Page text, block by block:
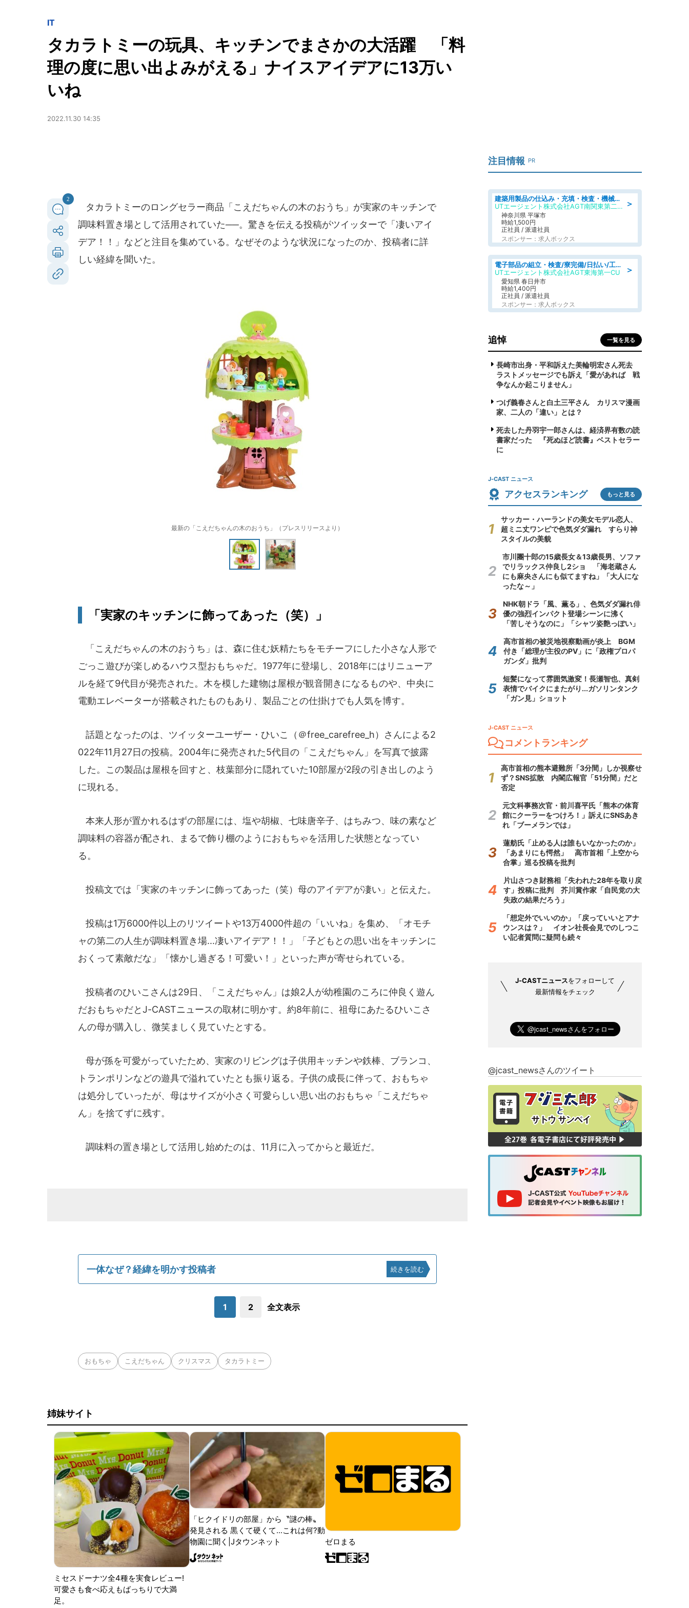
IT
タカラトミーの玩具、キッチンでまさかの大活躍 「料
理の度に思い出よみがえる」ナイスアイデアに13万い
いね
2022.11.30 14:35
2
タカラトミーのロングセラー商品「こえだちゃんの木のおうち」が実家のキッチンで
調味料置き場として活用されていた──。驚きを伝える投稿がツイッターで「凄いアイ
デア！！」などと注目を集めている。なぜそのような状況になったのか、投稿者に詳
しい経緯を聞いた。
最新の「こえだちゃんの木のおうち」（プレスリリースより）
「実家のキッチンに飾ってあった（笑）」
「こえだちゃんの木のおうち」は、森に住む妖精たちをモチーフにした小さな人形で
ごっこ遊びが楽しめるハウス型おもちゃだ。1977年に登場し、2018年にはリニューア
ルを経て9代目が発売された。木を模した建物は屋根が観音開きになるものや、中央に
電動エレベーターが搭載されたものもあり、製品ごとの仕掛けでも人気を博す。
話題となったのは、ツイッターユーザー・ひいこ（＠free_carefree_h）さんによる2
022年11月27日の投稿。2004年に発売された5代目の「こえだちゃん」を写真で披露
した。この製品は屋根を回すと、枝葉部分に隠れていた10部屋が2段の引き出しのよう
に現れる。
本来人形が置かれるはずの部屋には、塩や胡椒、七味唐辛子、はちみつ、味の素など
調味料の容器が配され、まるで飾り棚のようにおもちゃを活用した状態となってい
る。
投稿文では「実家のキッチンに飾ってあった（笑）母のアイデアが凄い」と伝えた。
投稿は1万6000件以上のリツイートや13万4000件超の「いいね」を集め、「オモチ
ャの第二の人生が調味料置き場...凄いアイデア！！」「子どもとの思い出をキッチンに
おくって素敵だな」「懐かし過ぎる！可愛い！」といった声が寄せられている。
投稿者のひいこさんは29日、「こえだちゃん」は娘2人が幼稚園のころに仲良く遊ん
だおもちゃだとJ-CASTニュースの取材に明かす。約8年前に、祖母にあたるひいこさ
んの母が購入し、微笑ましく見ていたとする。
母が孫を可愛がっていたため、実家のリビングは子供用キッチンや鉄棒、ブランコ、
トランポリンなどの遊具で溢れていたとも振り返る。子供の成長に伴って、おもちゃ
は処分していったが、母はサイズが小さく可愛らしい思い出のおもちゃ「こえだちゃ
ん」を捨てずに残す。
調味料の置き場として活用し始めたのは、11月に入ってからと最近だ。
一体なぜ？経緯を明かす投稿者 続きを読む
1 2 全文表示
おもちゃ こえだちゃん クリスマス タカラトミー
姉妹サイト
ミセスドーナツ全4種を実食レビュー!
可愛さも食べ応えもばっちりで大満
足。
「ヒクイドリの部屋」から〝謎の棒〟
発見される 黒くて硬くて...これは何?動
物園に聞く|Jタウンネット
ゼロまる
注目情報 PR
＞
建築用製品の仕込み・充填・検査・機械操作/寮完備/日払い/工場・製造
UTエージェント株式会社AGT南関東第二CU
神奈川県 平塚市
時給1,500円
正社員 / 派遣社員
スポンサー：求人ボックス
＞
電子部品の組立・検査/寮完備/日払い/工場・製造
UTエージェント株式会社AGT東海第一CU
愛知県 春日井市
時給1,400円
正社員 / 派遣社員
スポンサー：求人ボックス
追悼 一覧を見る
長崎市出身・平和訴えた美輪明宏さん死去
ラストメッセージでも訴え「愛があれば 戦
争なんか起こりません」
つげ義春さんと白土三平さん カリスマ漫画
家、二人の「違い」とは？
死去した丹羽宇一郎さんは、経済界有数の読
書家だった 『死ぬほど読書』ベストセラー
に
J-CAST ニュース
アクセスランキング もっと見る
サッカー・ハーランドの美女モデル恋人、
超ミニ丈ワンピで色気ダダ漏れ すらり神
スタイルの美貌
市川團十郎の15歳長女＆13歳長男、ソファ
でリラックス仲良し2ショ 「海老蔵さん
にも麻央さんにも似てますね」「大人にな
ったな～」
NHK朝ドラ「風、薫る」、色気ダダ漏れ俳
優の強烈インパクト登場シーンに沸く
「苦しそうなのに」「シャツ姿艶っぽい」
高市首相の被災地視察動画が炎上 BGM
付き「総理が主役のPV」に「政権プロパ
ガンダ」批判
短髪になって雰囲気激変！長瀬智也、真剣
表情でバイクにまたがり...ガソリンタンク
「ガン見」ショット
J-CAST ニュース
コメントランキング
高市首相の熊本避難所「3分間」しか視察せ
ず？SNS拡散 内閣広報官「51分間」だと
否定
元文科事務次官・前川喜平氏「熊本の体育
館にクーラーをつけろ！」訴えにSNSあき
れ「ブーメランでは」
蓮舫氏「止める人は誰もいなかったのか」
「あまりにも愕然」 高市首相「上空から
合掌」巡る投稿を批判
片山さつき財務相「失われた28年を取り戻
す」投稿に批判 芥川賞作家「自民党の大
失政の結果だろう」
「想定外でいいのか」「戻っていいとアナ
ウンスは？」 イオン社長会見でのしつこ
い記者質問に疑問も続々
J-CASTニュースをフォローして
最新情報をチェック
@jcast_newsさんのツイート